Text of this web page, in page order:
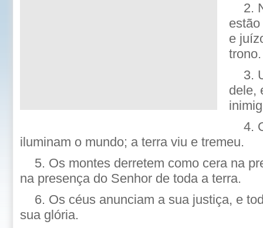
2.
e
trono.
3.
dele,
4.
iluminam o mundo; a terra viu e tremeu.
5. Os montes derretem como cera na
na presença do Senhor de toda a terra.
6. Os céus anunciam a sua justiça, e
sua glória.